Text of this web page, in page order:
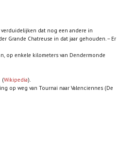
verduidelijken dat nog een andere in
Grande Chatreuse in dat jaar gehouden. – Er
op enkele kilometers van Dendermonde
(Wikipedia).
op weg van Tournai naar Valenciennes (De